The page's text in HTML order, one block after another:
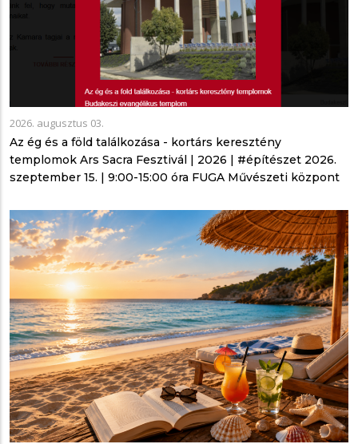
2026. augusztus 03.
Az ég és a föld találkozása - kortárs keresztény
templomok Ars Sacra Fesztivál | 2026 | #építészet 2026.
szeptember 15. | 9:00-15:00 óra FUGA Művészeti központ